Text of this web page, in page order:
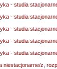
- studia
- studia
- studia
- studia
- studia
niestacjonarne/z,